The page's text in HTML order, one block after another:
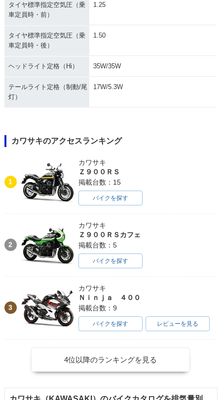
タイヤ標準指定空気圧（乗
車定員時・前）
1.25
タイヤ標準指定空気圧（乗
車定員時・後）
1.50
ヘッドライト定格（Hi） 35W/35W
テールライト定格（制動/尾
灯）
17W/5.3W
カワサキのアクセスランキング
1
カワサキ
Ｚ９００ＲＳ
掲載台数：15
バイクを探す
2
カワサキ
Ｚ９００ＲＳカフェ
掲載台数：5
バイクを探す
3
カワサキ
Ｎｉｎｊａ ４００
掲載台数：9
バイクを探す レビューを見る
4位以降のランキングを見る